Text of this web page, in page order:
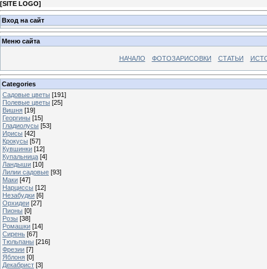
[SITE LOGO]
Вход на сайт
Меню сайта
НАЧАЛО ФОТОЗАРИСОВКИ СТАТЬИ
Categories
Садовые цветы [191]
Полевые цветы [25]
Вишня [19]
Георгины [15]
Гладиолусы [53]
Ирисы [42]
Крокусы [57]
Кувшинки [12]
Купальница [4]
Ландыши [10]
Лилии садовые [93]
Маки [47]
Нарциссы [12]
Незабудки [6]
Орхидеи [27]
Пионы [0]
Розы [38]
Ромашки [14]
Сирень [67]
Тюльпаны [216]
Фрезии [7]
Яблоня [0]
Декабрист [3]